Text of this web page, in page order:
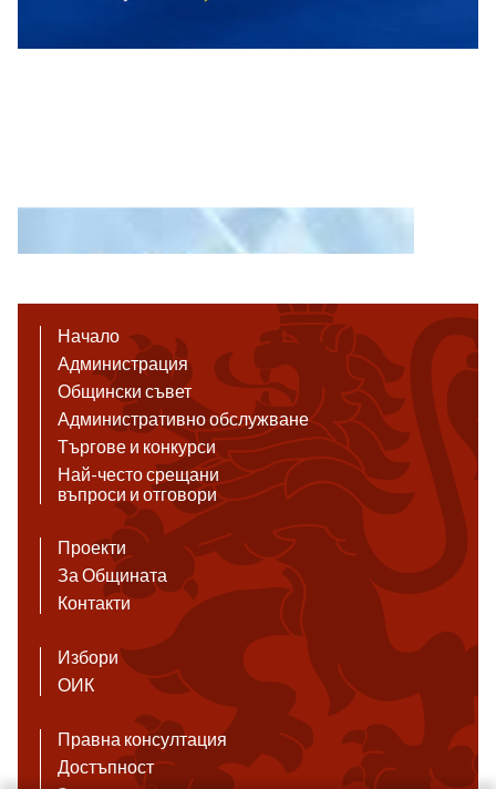
Начало
Администрация
Общински съвет
Административно обслужване
Търгове и конкурси
Най-често срещани
въпроси и отговори
Проекти
За Общината
Контакти
Избори
ОИК
Правна консултация
Достъпност